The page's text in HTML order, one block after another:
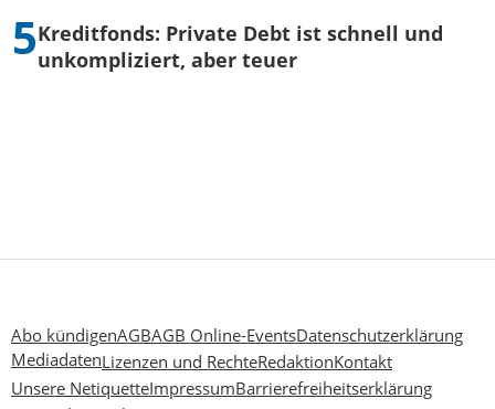
Kreditfonds: Private Debt ist schnell und
unkompliziert, aber teuer
Abo kündigenAGBAGB Online-EventsDatenschutzerklärung
MediadatenLizenzen und RechteRedaktionKontakt
Unsere NetiquetteImpressumBarrierefreiheitserklärung